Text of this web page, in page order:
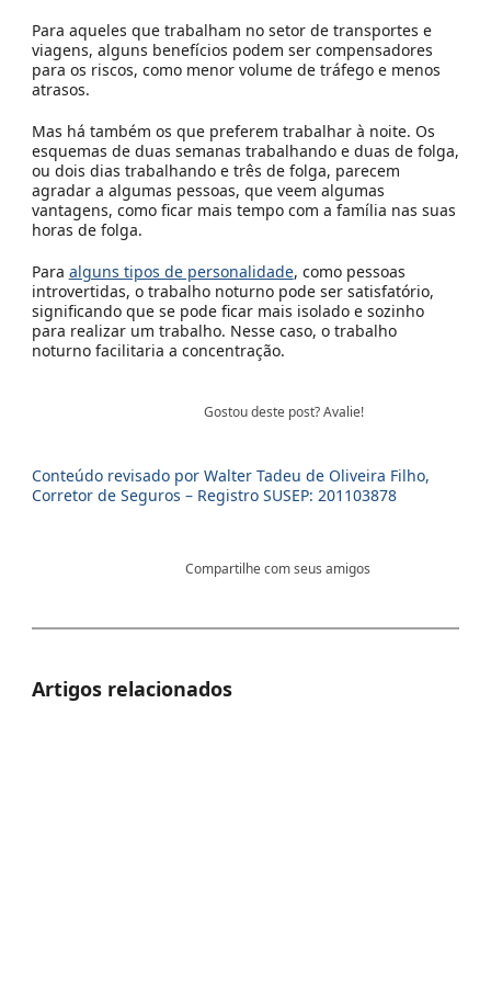
Para aqueles que trabalham no setor de transportes e
viagens, alguns benefícios podem ser compensadores
para os riscos, como menor volume de tráfego e menos
atrasos.
Mas há também os que preferem trabalhar à noite. Os
esquemas de duas semanas trabalhando e duas de folga,
ou dois dias trabalhando e três de folga, parecem
agradar a algumas pessoas, que veem algumas
vantagens, como ficar mais tempo com a família nas suas
horas de folga.
Para alguns tipos de personalidade, como pessoas
introvertidas, o trabalho noturno pode ser satisfatório,
significando que se pode ficar mais isolado e sozinho
para realizar um trabalho. Nesse caso, o trabalho
noturno facilitaria a concentração.
Gostou deste post? Avalie!
Conteúdo revisado por Walter Tadeu de Oliveira Filho,
Corretor de Seguros – Registro SUSEP: 201103878
Compartilhe com seus amigos
Artigos relacionados